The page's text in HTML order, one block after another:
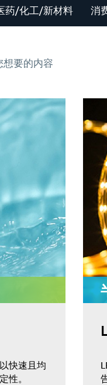
们新鲜事
诺斯配套
离心脱泡机的工作原理
用
真空脱泡搅拌机
公转自转真空脱泡搅拌机
大容量真空脱泡搅拌机
SIE‑MIX2000
压/真空脱泡机
真空脱泡机SIE-
于大多数胶水、油墨
高压脱泡机 SIE-RX10-
触摸屏消泡机
关配套辅品
银浆材料
胶水材料
高粘度胶水脱泡解决
导体/封装行业
液体材料
LED原材
化妆品原料
验室租借
流体实验室时租服务
资料下载
脱泡机新闻
离心脱泡机：实验室与
的高效利器
行星式脱泡机的广泛
域
如何将胶水中的气泡
药/化工/新材料 消
想要的内容
快速且均
性。